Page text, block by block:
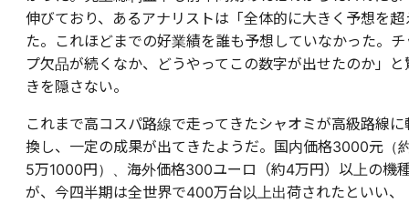
伸びており、あるアナリストは「全体的に大きく予想を超
た。これほどまでの好業績を誰も予想していなかった。チ
プ欠品が続くなか、どうやってこの数字が出せたのか」と
きを隠さない。
これまで高コスパ路線で走ってきたシャオミが高級路線に
換し、一定の成果が出てきたようだ。国内価格3000元（
5万1000円）、海外価格300ユーロ（約4万円）以上の機
が、今四半期は全世界で400万台以上出荷されたといい、